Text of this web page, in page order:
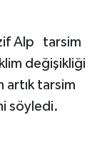
Alp tarsim
değişikliği
artık tarsim
söyledi.